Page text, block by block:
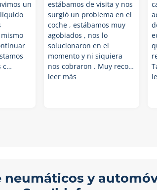
un
c…
estábamos de visita y nos
surgió un problema en el
coche , estábamos muy
agobiados , nos lo
solucionaron en el
momento y ni siquiera
nos cobraron . Muy reco…
leer más
neumáticos y